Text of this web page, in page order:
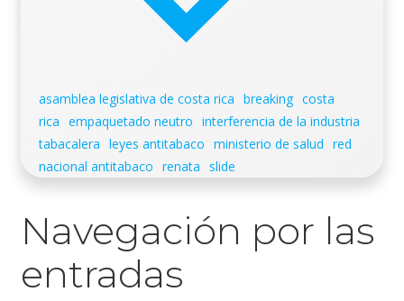
asamblea legislativa de costa rica breaking costa
rica empaquetado neutro interferencia de la industria
tabacalera leyes antitabaco ministerio de salud red
nacional antitabaco renata slide
Navegación por las
entradas